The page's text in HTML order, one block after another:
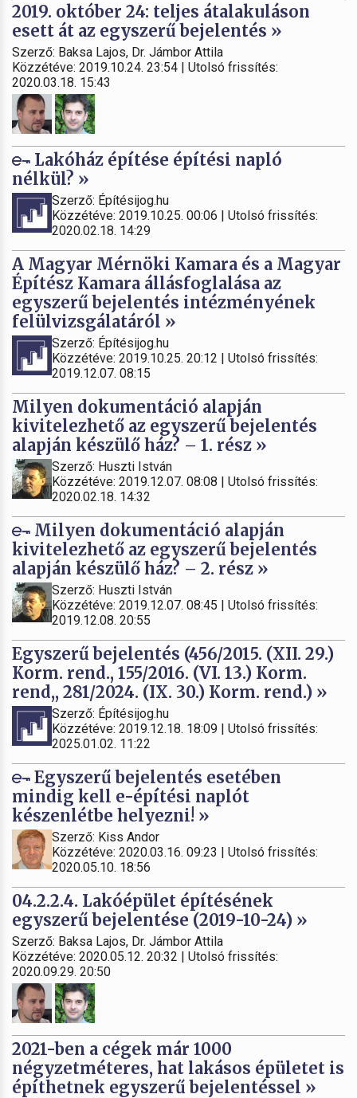
2019. október 24: teljes átalakuláson
esett át az egyszerű bejelentés »
Szerző: Baksa Lajos, Dr. Jámbor Attila
Közzétéve: 2019.10.24. 23:54 | Utolsó frissítés:
2020.03.18. 15:43
Lakóház építése építési napló
nélkül? »
Szerző: Építésijog.hu
Közzétéve: 2019.10.25. 00:06 | Utolsó frissítés:
2020.02.18. 14:29
A Magyar Mérnöki Kamara és a Magyar
Építész Kamara állásfoglalása az
egyszerű bejelentés intézményének
felülvizsgálatáról »
Szerző: Építésijog.hu
Közzétéve: 2019.10.25. 20:12 | Utolsó frissítés:
2019.12.07. 08:15
Milyen dokumentáció alapján
kivitelezhető az egyszerű bejelentés
alapján készülő ház? – 1. rész »
Szerző: Huszti István
Közzétéve: 2019.12.07. 08:08 | Utolsó frissítés:
2020.02.18. 14:32
Milyen dokumentáció alapján
kivitelezhető az egyszerű bejelentés
alapján készülő ház? – 2. rész »
Szerző: Huszti István
Közzétéve: 2019.12.07. 08:45 | Utolsó frissítés:
2019.12.08. 20:55
Egyszerű bejelentés (456/2015. (XII. 29.)
Korm. rend., 155/2016. (VI. 13.) Korm.
rend,, 281/2024. (IX. 30.) Korm. rend.) »
Szerző: Építésijog.hu
Közzétéve: 2019.12.18. 18:09 | Utolsó frissítés:
2025.01.02. 11:22
Egyszerű bejelentés esetében
mindig kell e-építési naplót
készenlétbe helyezni! »
Szerző: Kiss Andor
Közzétéve: 2020.03.16. 09:23 | Utolsó frissítés:
2020.05.10. 18:56
04.2.2.4. Lakóépület építésének
egyszerű bejelentése (2019-10-24) »
Szerző: Baksa Lajos, Dr. Jámbor Attila
Közzétéve: 2020.05.12. 20:32 | Utolsó frissítés:
2020.09.29. 20:50
2021-ben a cégek már 1000
négyzetméteres, hat lakásos épületet is
építhetnek egyszerű bejelentéssel »